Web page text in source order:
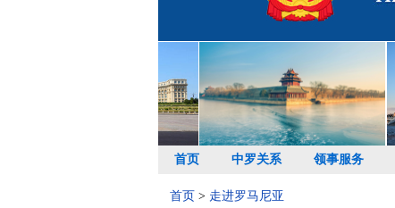
首页 中罗关系 领事服务
首页 > 走进罗马尼亚